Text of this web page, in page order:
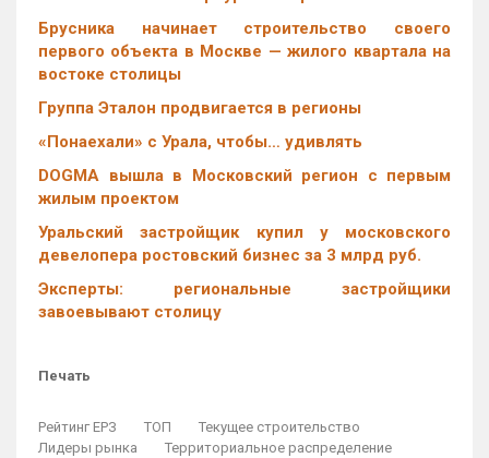
Брусника начинает строительство своего
первого объекта в Москве — жилого квартала на
востоке столицы
Группа Эталон продвигается в регионы
«Понаехали» с Урала, чтобы… удивлять
DOGMA вышла в Московский регион с первым
жилым проектом
Уральский застройщик купил у московского
девелопера ростовский бизнес за 3 млрд руб.
Эксперты: региональные застройщики
завоевывают столицу
Печать
Рейтинг ЕРЗ ТОП
Текущее строительство
Лидеры рынка
Территориальное распределение